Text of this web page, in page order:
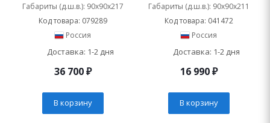
Габариты (д.ш.в.): 90x90x217
Код товара: 079289
Россия
Доставка: 1-2 дня
36 700₽
В корзину
Габариты (д.ш.в.): 90x90x211
Код товара: 041472
Россия
Доставка: 1-2 дня
16 990₽
В корзину